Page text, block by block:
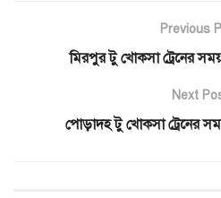
Previous
মিরপুর টু খোকসা ট্রেনের
Next
পোড়াদহ টু খোকসা ট্রেনের